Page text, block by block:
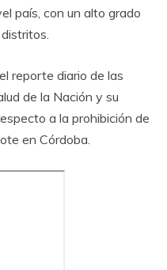
país, con un alto grado
reporte diario de las
de la Nación y su
a la prohibición de
en Córdoba.